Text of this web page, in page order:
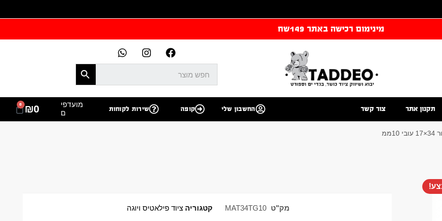
מינימום רכישה באתר 149שח
תקנון אתר צור קשר החשבון שלי קופה שירות לקוחות
מועדפי
ם
₪0
0
מק"ט MAT34TG10 קטגוריה ציוד פילאטיס ויוגה